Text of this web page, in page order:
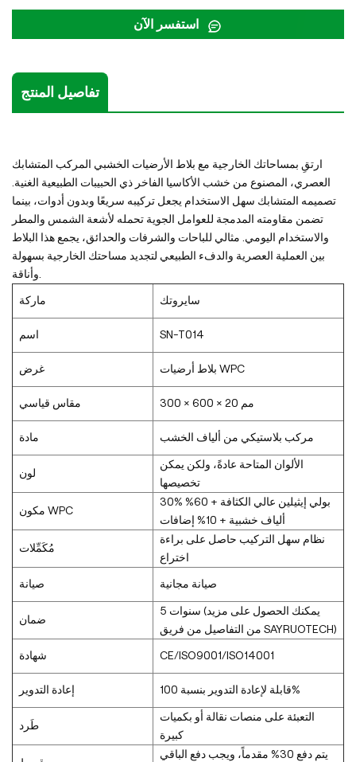
تفاصيل المنتج
ارتقِ بمساحاتك الخارجية مع بلاط الأرضيات الخشبي المركب المتشابك
العصري، المصنوع من خشب الأكاسيا الفاخر ذي الحبيبات الطبيعية الغنية.
تصميمه المتشابك سهل الاستخدام يجعل تركيبه سريعًا وبدون أدوات، بينما
تضمن مقاومته المدمجة للعوامل الجوية تحمله لأشعة الشمس والمطر
والاستخدام اليومي. مثالي للباحات والشرفات والحدائق، يجمع هذا البلاط
بين العملية العصرية والدفء الطبيعي لتجديد مساحتك الخارجية بسهولة
ماركة سايروتك
اسم SN-T014
غرض بلاط أرضيات WPC
مقاس قياسي 300 × 600 × 20 مم
مادة مركب بلاستيكي من ألياف الخشب
لون
الألوان المتاحة عادةً، ولكن يمكن
تخصيصها
مكون WPC
30% بولي إيثيلين عالي الكثافة + 60%
ألياف خشبية + 10% إضافات
مُكَمِّلات
نظام سهل التركيب حاصل على براءة
اختراع
صيانة صيانة مجانية
ضمان
5 سنوات (يمكنك الحصول على مزيد
من التفاصيل من فريق SAYRUOTECH)
شهادة CE/ISO9001/ISO14001
إعادة التدوير قابلة لإعادة التدوير بنسبة 100%
طَرد
التعبئة على منصات نقالة أو بكميات
كبيرة
يتم دفع 30% مقدماً، ويجب دفع الباقي